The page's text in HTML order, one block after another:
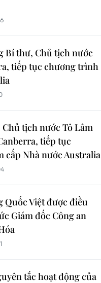
Bí thư, Chủ tịch nước
tiếp tục chương trình
tịch nước Tô Lâm
tiếp tục
cấp Nhà nước Australia
Quốc Việt được điều
Giám đốc Công an
tắc hoạt động của